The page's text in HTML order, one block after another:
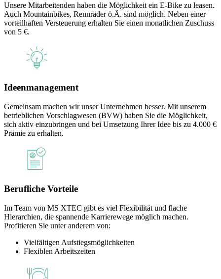
Unsere Mitarbeitenden haben die Möglichkeit ein E-Bike zu leasen.
Auch Mountainbikes, Rennräder ö.Ä. sind möglich. Neben einer
vorteilhaften Versteuerung erhalten Sie einen monatlichen Zuschuss
von 5 €.
Ideenmanagement
Gemeinsam machen wir unser Unternehmen besser. Mit unserem
betrieblichen Vorschlagwesen (BVW) haben Sie die Möglichkeit,
sich aktiv einzubringen und bei Umsetzung Ihrer Idee bis zu 4.000 €
Prämie zu erhalten.
Berufliche Vorteile
Im Team von MS XTEC gibt es viel Flexibilität und flache
Hierarchien, die spannende Karrierewege möglich machen.
Profitieren Sie unter anderem von:
Vielfältigen Aufstiegsmöglichkeiten
Flexiblen Arbeitszeiten